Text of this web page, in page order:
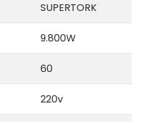
SUPERTORK
9.800W
60
220v